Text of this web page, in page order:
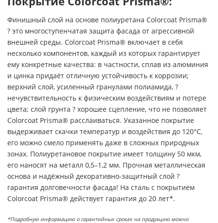
Финишный слой на основе полиуретана Colorcoat Prisma®
? это многоступенчатая защита фасада от агрессивной
внешней среды. Colorcoat Prisma® включает в себя
несколько компонентов, каждый из которых гарантирует
ему конкретные качества: в частности, сплав из алюминия
и цинка придаёт отличную устойчивость к коррозии;
верхний слой, усиленный гранулами полиамида, ?
нечувствительность к физическим воздействиям и потере
цвета; слой грунта ? хорошее сцепление, что не позволяет
Colorcoat Prisma® расслаиваться. Указанное покрытие
выдерживает скачки температур и воздействия до 120°С,
его можно смело применять даже в сложных природных
зонах. Полиуретановое покрытие имеет толщину 50 мкм,
его наносят на металл 0,5–1,2 мм. Прочная металлическая
основа и надёжный декоративно-защитный слой ?
гарантия долговечности фасада! На сталь с покрытием
Colorcoat Prisma® действует гарантия до 20 лет*.
*Подробную информацию о гарантийных сроках на продукцию можно